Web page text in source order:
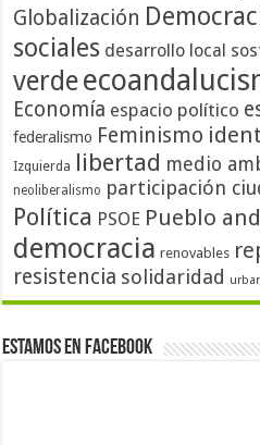
Globalización
sociales desarrollo local
verde
Economía espacio político
federalismo Feminismo
Izquierda libertad medio
neoliberalismo participación
Política PSOE Pueblo
democracia renovables
resistencia solidaridad
Estamos en Facebook